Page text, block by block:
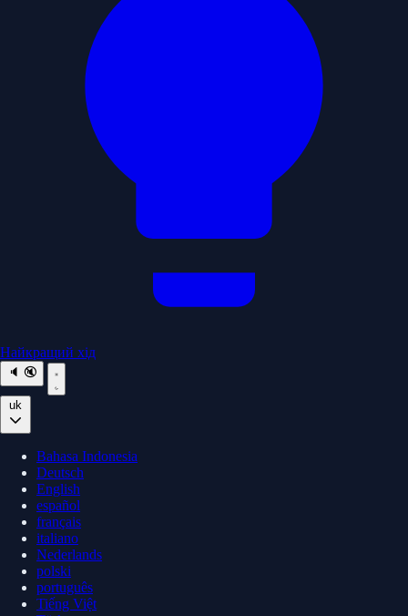
Найкращий хід
🔈 🔇
uk
Bahasa Indonesia
Deutsch
English
español
français
italiano
Nederlands
polski
português
Tiếng Việt